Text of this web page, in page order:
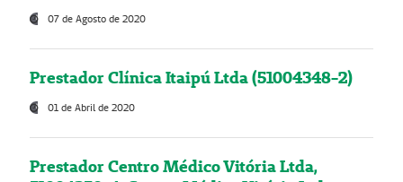
07 de Agosto de 2020
Prestador Clínica Itaipú Ltda (51004348-2)
01 de Abril de 2020
Prestador Centro Médico Vitória Ltda,